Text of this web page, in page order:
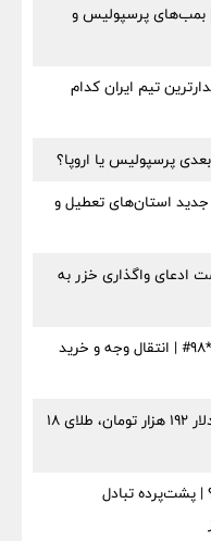
| بمب‌های پرسپولیس و
تیم ایران کدام
پرسپولیس یا اروپا؟
| فهرست جدید استان‌های تعطیل و
ادعای واگذاری خزر به
نحوه فعال‌سازی کیف پول ایران با کد *98# | انتقال وجه و خرید
قیمت همه‌چیز امروز ۱۲ مرداد ۱۴۰۵؛ دلار ۱۹۲ هزار تومان، طلای ۱۸
| پشت‌پرده تبادل